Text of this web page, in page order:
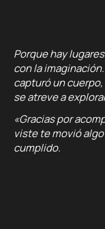
Porque hay
con la
capturó un
se atreve a
«Gracias por
viste te movió
cumplido.